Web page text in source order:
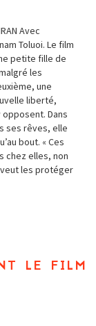
Avec
Toluoi. Le film
petite fille de
les
une
liberté,
Dans
ses rêves, elle
bout. « Ces
chez elles, non
veut les protéger
le film